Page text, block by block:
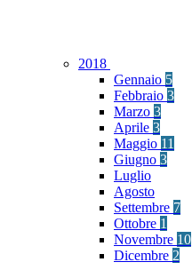
2018
Gennaio 5
Febbraio 3
Marzo 3
Aprile 3
Maggio 11
Giugno 3
Luglio
Agosto
Settembre 7
Ottobre 1
Novembre 10
Dicembre 2